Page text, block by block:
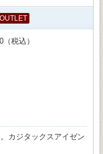
OUTLET
（税込）
カジタックスアイゼン